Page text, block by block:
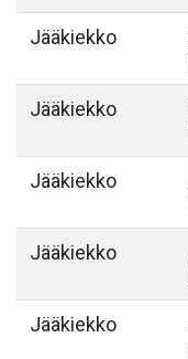
Jääkiekko
Jääkiekko
Jääkiekko
Jääkiekko
Jääkiekko